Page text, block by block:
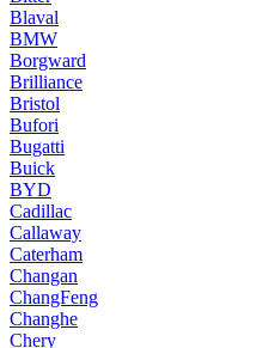
Blaval
BMW
Borgward
Brilliance
Bristol
Bufori
Bugatti
Buick
BYD
Cadillac
Callaway
Caterham
Changan
ChangFeng
Changhe
Chery